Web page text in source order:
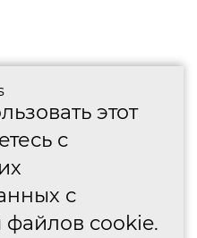
этот
с
с
cookie.